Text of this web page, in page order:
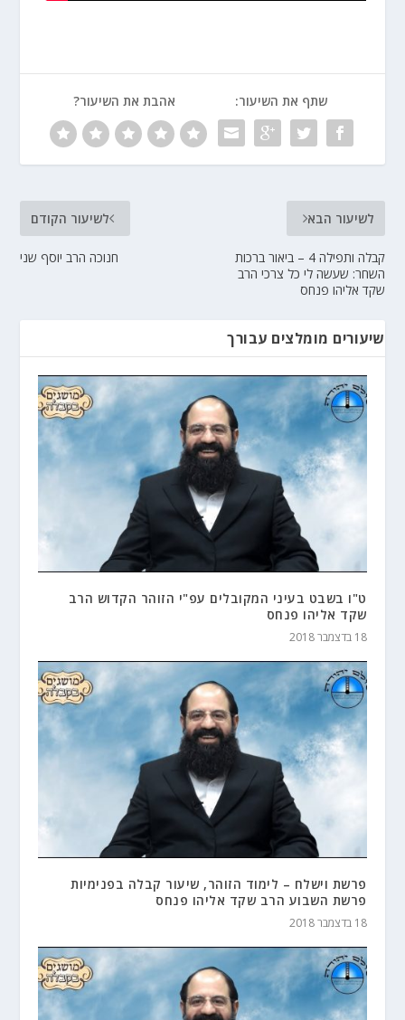
שתף את השיעור: אהבת את השיעור?
לשיעור הקודם
חנוכה הרב יוסף שני
לשיעור הבא
קבלה ותפילה 4 – ביאור ברכות
השחר: שעשה לי כל צרכי הרב
שקד אליהו פנחס
שיעורים מומלצים עבורך
ט"ו בשבט בעיני המקובלים עפ"י הזוהר הקדוש הרב
שקד אליהו פנחס
18 בדצמבר 2018
פרשת וישלח – לימוד הזוהר, שיעור קבלה בפנימיות
פרשת השבוע הרב שקד אליהו פנחס
18 בדצמבר 2018